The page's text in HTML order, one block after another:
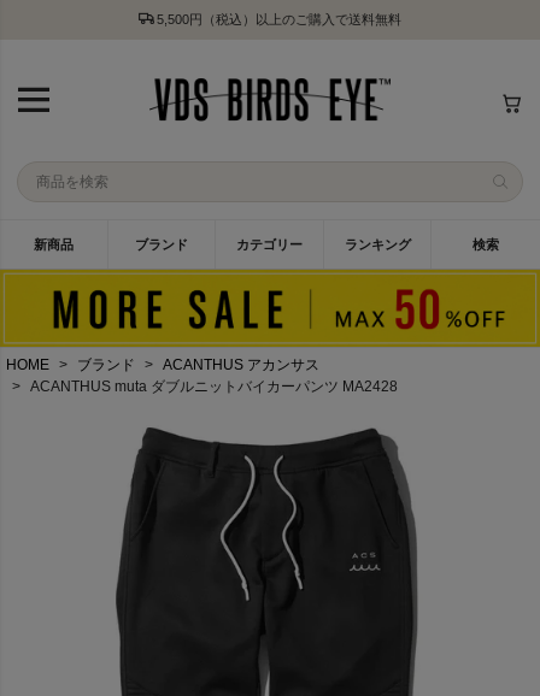
5,500円（税込）以上のご購入で送料無料
新商品 ブランド カテゴリー ランキング 検索
HOME ブランド
ACANTHUS アカンサス
ACANTHUS muta ダブルニットバイカーパンツ MA2428